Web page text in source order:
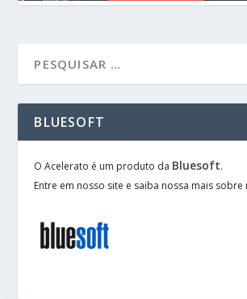
BLUESOFT
O Acelerato é um produto da Bluesoft.
Entre em nosso site e saiba nossa mais sobre